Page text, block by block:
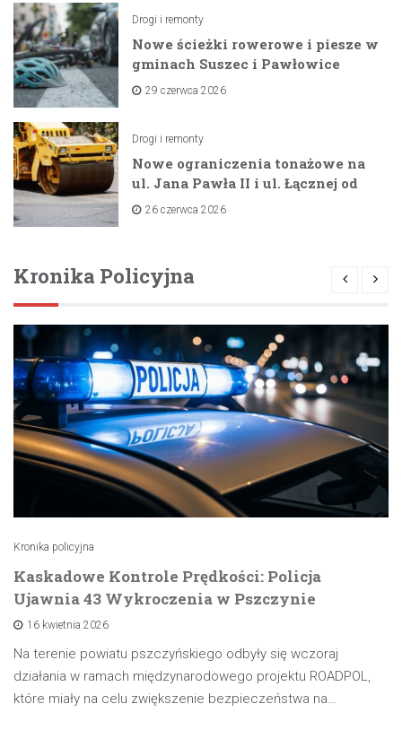
Drogi i remonty
Nowe ścieżki rowerowe i piesze w
gminach Suszec i Pawłowice
dzięki unijnemu wsparciu
29 czerwca 2026
Drogi i remonty
Nowe ograniczenia tonażowe na
ul. Jana Pawła II i ul. Łącznej od
lipca 2026 roku
26 czerwca 2026
Kronika Policyjna
Kronika policyjna
Kaskadowe Kontrole Prędkości: Policja
Ujawnia 43 Wykroczenia w Pszczynie
16 kwietnia 2026
Na terenie powiatu pszczyńskiego odbyły się wczoraj
działania w ramach międzynarodowego projektu ROADPOL,
które miały na celu zwiększenie bezpieczeństwa na…